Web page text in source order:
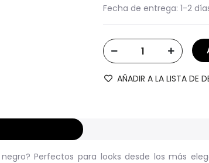
Fecha de entrega: 1-2
AÑADIR A LA LISTA DE
Perfectos para looks desde los más